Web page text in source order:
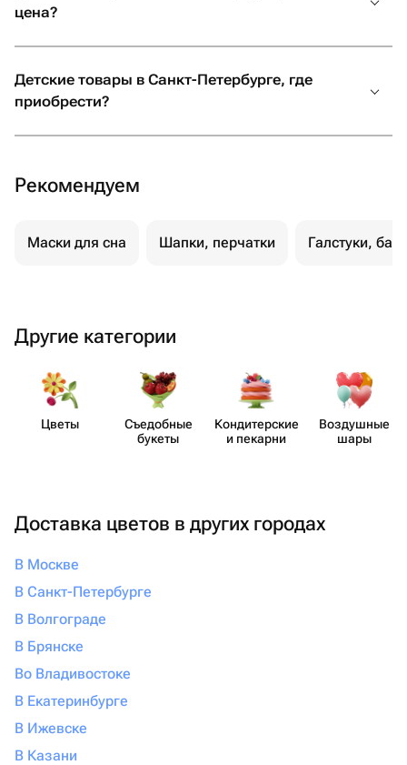
цена?
Детские товары в Санкт-Петербурге, где
приобрести?
Рекомендуем
Маски для сна Шапки, перчатки Галстуки,
Другие категории
Цветы
Съедобные
букеты
Кондит​ерские
и пекарни
Воздушные
шары
Доставка цветов в других городах
В Москве
В Санкт-Петербурге
В Волгограде
В Брянске
Во Владивостоке
В Екатеринбурге
В Ижевске
В Казани